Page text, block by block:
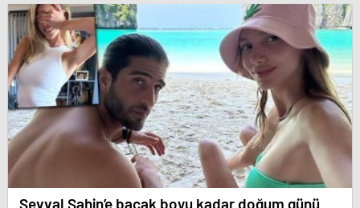
Şevval Şahin’e bacak boyu kadar doğum günü